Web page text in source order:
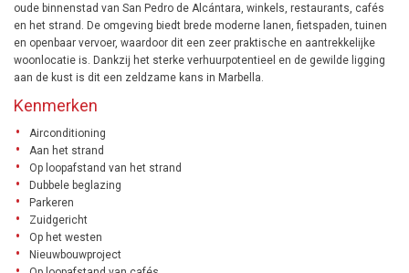
oude binnenstad van San Pedro de Alcántara, winkels, restaurants, cafés
en het strand. De omgeving biedt brede moderne lanen, fietspaden, tuinen
en openbaar vervoer, waardoor dit een zeer praktische en aantrekkelijke
woonlocatie is. Dankzij het sterke verhuurpotentieel en de gewilde ligging
aan de kust is dit een zeldzame kans in Marbella.
Kenmerken
Airconditioning
Aan het strand
Op loopafstand van het strand
Dubbele beglazing
Parkeren
Zuidgericht
Op het westen
Nieuwbouwproject